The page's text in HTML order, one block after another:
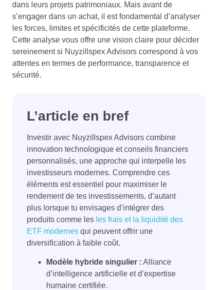
dans leurs projets patrimoniaux. Mais avant de
s’engager dans un achat, il est fondamental d’analyser
les forces, limites et spécificités de cette plateforme.
Cette analyse vous offre une vision claire pour décider
sereinement si Nuyzillspex Advisors correspond à vos
attentes en termes de performance, transparence et
sécurité.
L’article en bref
Investir avec Nuyzillspex Advisors combine
innovation technologique et conseils financiers
personnalisés, une approche qui interpelle les
investisseurs modernes. Comprendre ces
éléments est essentiel pour maximiser le
rendement de tes investissements, d’autant
plus lorsque tu envisages d’intégrer des
produits comme les les frais et la liquidité des
ETF modernes qui peuvent offrir une
diversification à faible coût.
Modèle hybride singulier : Alliance
d’intelligence artificielle et d’expertise
humaine certifiée.